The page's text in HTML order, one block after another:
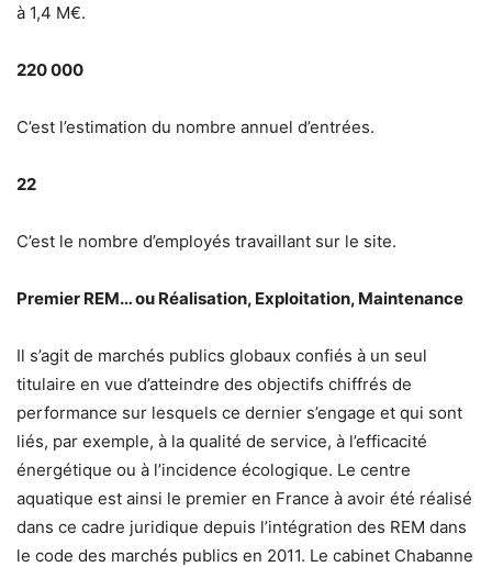
à 1,4 M€.
220 000
C’est l’estimation du nombre annuel d’entrées.
22
C’est le nombre d’employés travaillant sur le site.
Premier REM… ou Réalisation, Exploitation, Maintenance
Il s’agit de marchés publics globaux confiés à un seul
titulaire en vue d’atteindre des objectifs chiffrés de
performance sur lesquels ce dernier s’engage et qui sont
liés, par exemple, à la qualité de service, à l’efficacité
énergétique ou à l’incidence écologique. Le centre
aquatique est ainsi le premier en France à avoir été réalisé
dans ce cadre juridique depuis l’intégration des REM dans
le code des marchés publics en 2011. Le cabinet Chabanne